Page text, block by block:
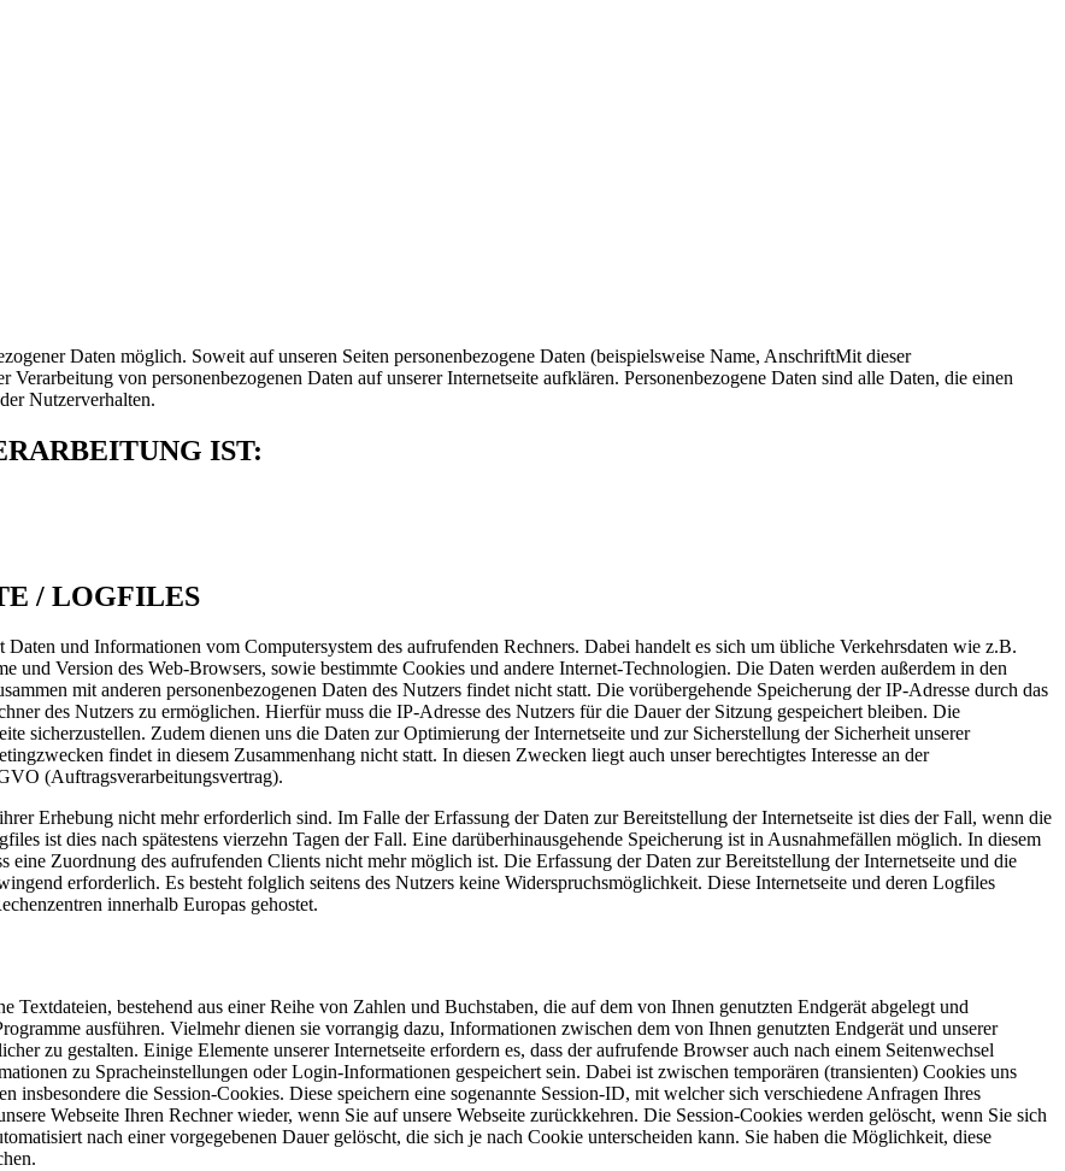
Daten möglich. Soweit auf unseren Seiten personenbezogene Daten (beispielsweise Name, AnschriftMit dieser
von personenbezogenen Daten auf unserer Internetseite aufklären. Personenbezogene Daten sind alle Daten, die einen
Nutzerverhalten.
IST:
/ LOGFILES
und Informationen vom Computersystem des aufrufenden Rechners. Dabei handelt es sich um übliche Verkehrsdaten wie z.B.
Version des Web-Browsers, sowie bestimmte Cookies und andere Internet-Technologien. Die Daten werden außerdem in den
mit anderen personenbezogenen Daten des Nutzers findet nicht statt. Die vorübergehende Speicherung der IP-Adresse durch das
des Nutzers zu ermöglichen. Hierfür muss die IP-Adresse des Nutzers für die Dauer der Sitzung gespeichert bleiben. Die
sicherzustellen. Zudem dienen uns die Daten zur Optimierung der Internetseite und zur Sicherstellung der Sicherheit unserer
findet in diesem Zusammenhang nicht statt. In diesen Zwecken liegt auch unser berechtigtes Interesse an der
(Auftragsverarbeitungsvertrag).
Erhebung nicht mehr erforderlich sind. Im Falle der Erfassung der Daten zur Bereitstellung der Internetseite ist dies der Fall, wenn die
ist dies nach spätestens vierzehn Tagen der Fall. Eine darüberhinausgehende Speicherung ist in Ausnahmefällen möglich. In diesem
eine Zuordnung des aufrufenden Clients nicht mehr möglich ist. Die Erfassung der Daten zur Bereitstellung der Internetseite und die
erforderlich. Es besteht folglich seitens des Nutzers keine Widerspruchsmöglichkeit. Diese Internetseite und deren Logfiles
innerhalb Europas gehostet.
bestehend aus einer Reihe von Zahlen und Buchstaben, die auf dem von Ihnen genutzten Endgerät abgelegt und
ausführen. Vielmehr dienen sie vorrangig dazu, Informationen zwischen dem von Ihnen genutzten Endgerät und unserer
zu gestalten. Einige Elemente unserer Internetseite erfordern es, dass der aufrufende Browser auch nach einem Seitenwechsel
zu Spracheinstellungen oder Login-Informationen gespeichert sein. Dabei ist zwischen temporären (transienten) Cookies uns
insbesondere die Session-Cookies. Diese speichern eine sogenannte Session-ID, mit welcher sich verschiedene Anfragen Ihres
Webseite Ihren Rechner wieder, wenn Sie auf unsere Webseite zurückkehren. Die Session-Cookies werden gelöscht, wenn Sie sich
nach einer vorgegebenen Dauer gelöscht, die sich je nach Cookie unterscheiden kann. Sie haben die Möglichkeit, diese